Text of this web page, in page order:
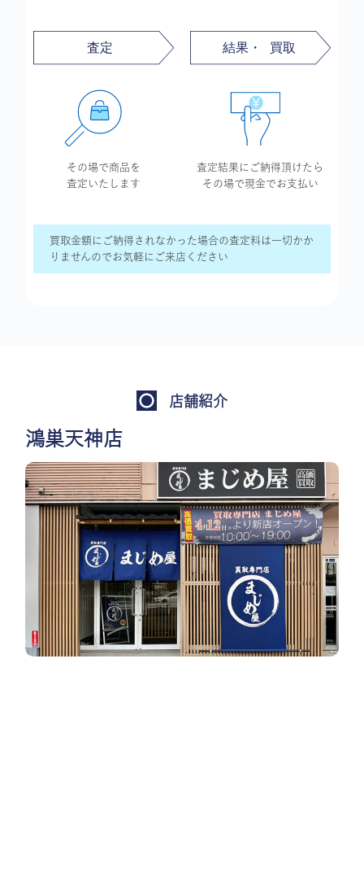
その場で商品を
査定いたします
査定結果に ご納得頂けたら
その場で現金で お支払い
買取金額にご納得されなかった場合の査定料は一切かか
りませんのでお気軽にご来店ください
店舗紹介
鴻巣天神店